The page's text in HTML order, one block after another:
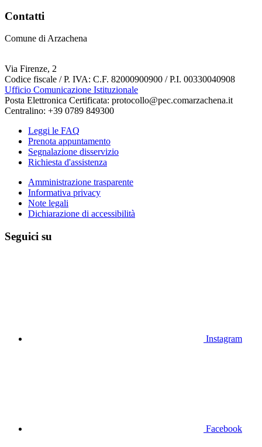
Contatti
Comune di Arzachena
Via Firenze, 2
Codice fiscale / P. IVA: C.F. 82000900900 / P.I. 00330040908
Ufficio Comunicazione Istituzionale
Posta Elettronica Certificata: protocollo@pec.comarzachena.it
Centralino: +39 0789 849300
Leggi le FAQ
Prenota appuntamento
Segnalazione disservizio
Richiesta d'assistenza
Amministrazione trasparente
Informativa privacy
Note legali
Dichiarazione di accessibilità
Seguici su
Instagram
Facebook